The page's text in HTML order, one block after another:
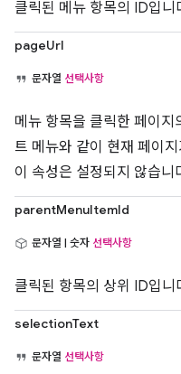
클릭된 메뉴 항목의 ID입니
pageUrl
문자열 선택사항
메뉴 항목을 클릭한 페이
트 메뉴와 같이 현재 페이
이 속성은 설정되지 않습니
parentMenuItemId
문자열 | 숫자 선택사항
클릭된 항목의 상위 ID입니
selectionText
문자열 선택사항